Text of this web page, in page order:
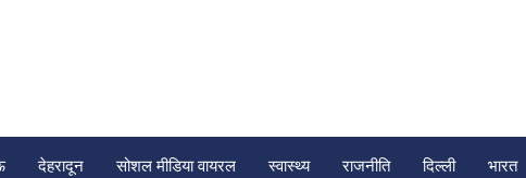
देहरादून सोशल मीडिया वायरल स्वास्थ्य राजनीति दिल्ली भारत